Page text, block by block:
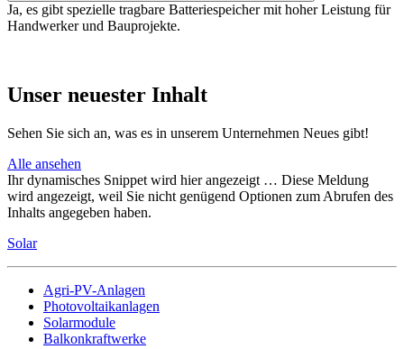
Ja, es gibt spezielle tragbare Batteriespeicher mit hoher Leistung für
Handwerker und Bauprojekte.
Unser neuester Inhalt
Sehen Sie sich an, was es in unserem Unternehmen Neues gibt!
Alle ansehen
Ihr dynamisches Snippet wird hier angezeigt … Diese Meldung
wird angezeigt, weil Sie nicht genügend Optionen zum Abrufen des
Inhalts angegeben haben.
Solar
Agri-PV-Anlagen
Photovoltaikanlagen
Solarmodule
Balkonkraftwerke